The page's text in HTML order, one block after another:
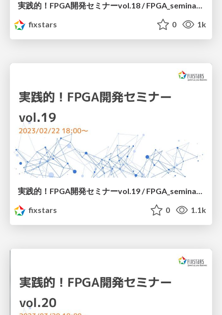
実践的！FPGA開発セミナーvol.18 / FPGA_seminar_18_fixstars_corporation_20230125
fixstars
0 1k
実践的！FPGA開発セミナーvol.19 / FPGA_seminar_19_fixstars_corporation_20230222
fixstars
0 1.1k